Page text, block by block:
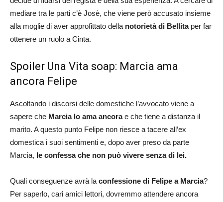
mediare tra le parti c’è Josè, che viene però accusato insieme
alla moglie di aver approfittato della notorietà di Bellitaper far
ottenere un ruolo a Cinta.
Spoiler Una Vita soap: Marcia ama
ancora Felipe
Ascoltando i discorsi delle domestiche l’avvocato viene a
sapere che Marcia lo ama ancorae che tiene a distanza il
marito. A questo punto Felipe non riesce a tacere all’ex
domestica i suoi sentimenti e, dopo aver preso da parte
Marcia, le confessa che non può vivere senza di lei.
Quali conseguenze avrà la confessione di Felipe a Marcia?
Per saperlo, cari amici lettori, dovremmo attendere ancora